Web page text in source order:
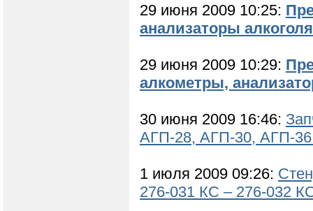
29 июня 2009 10:25:
анализаторы
29 июня 2009 10:29:
алкометры,
30 июня 2009 16:46:
АГП-28, АГП-30, АГП-
1 июля 2009 09:26:
276-031 КС – 276-032